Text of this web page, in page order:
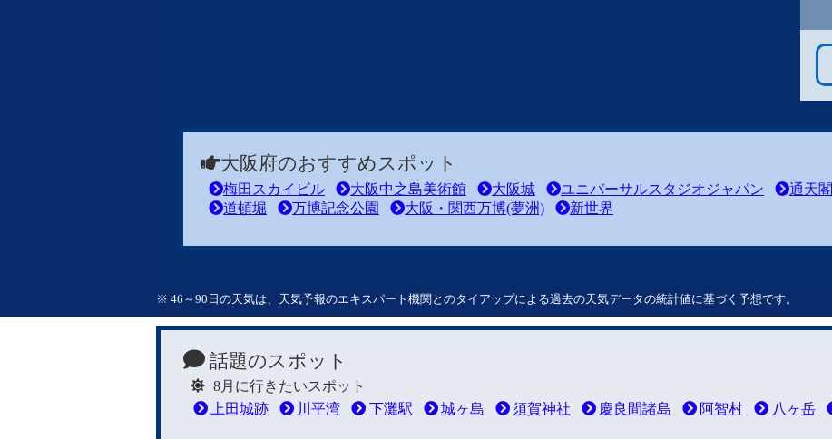
大阪府のおすすめスポット
梅田スカイビル 大阪中之島美術館 大阪城 ユニバーサルスタジオジャパン 通天閣
道頓堀
万博記念公園 大阪・関西万博(夢洲) 新世界
※ 46～90日の天気は、天気予報のエキスパート機関とのタイアップによる過去の天気データの統計値に基づく予想です。
話題のスポット
8月に行きたいスポット
上田城跡
川平湾 下灘駅 城ヶ島 須賀神社 慶良間諸島 阿智村 八ヶ岳